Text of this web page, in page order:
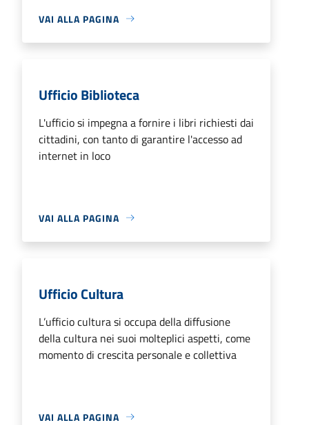
VAI ALLA PAGINA
Ufficio Biblioteca
L'ufficio si impegna a fornire i libri richiesti dai
cittadini, con tanto di garantire l'accesso ad
internet in loco
VAI ALLA PAGINA
Ufficio Cultura
L’ufficio cultura si occupa della diffusione
della cultura nei suoi molteplici aspetti, come
momento di crescita personale e collettiva
VAI ALLA PAGINA